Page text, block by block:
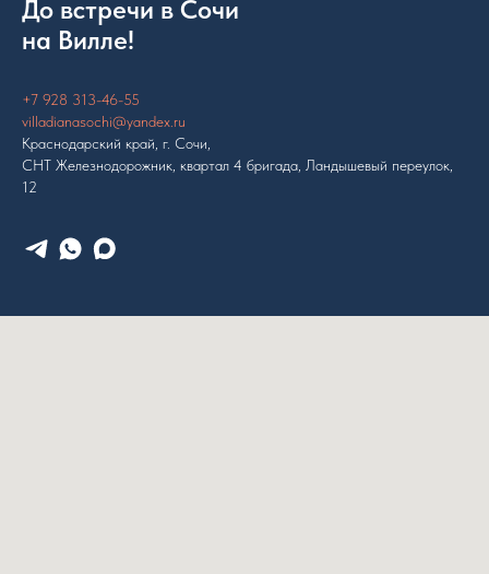
До встречи в Сочи
на Вилле!
+7 928 313-46-55
villadianasochi@yandex.ru
Краснодарский край, г. Сочи,
СНТ Железнодорожник, квартал 4 бригада, Ландышевый переулок,
12